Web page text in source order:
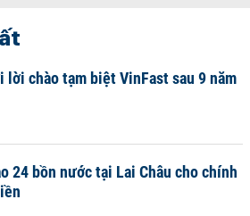
lời chào tạm biệt VinFast sau 9 năm
24 bồn nước tại Lai Châu cho chính